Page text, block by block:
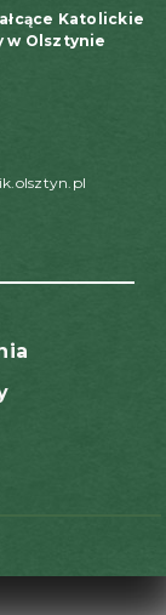
Katolickie
w Olsztynie